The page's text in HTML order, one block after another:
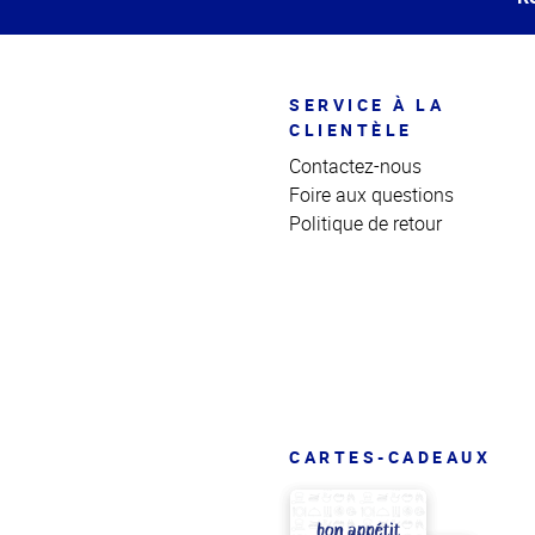
SERVICE À LA
CLIENTÈLE
Contactez-nous
Foire aux questions
Politique de retour
CARTES-CADEAUX